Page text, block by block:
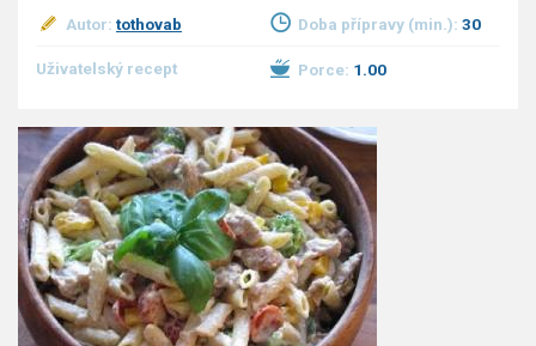
Dezerty
Nápoje
Dětské recepty
GLP-1 recepty
Autor: tothovab Doba přípravy (min.): 30
Uživatelský recept Porce: 1.00